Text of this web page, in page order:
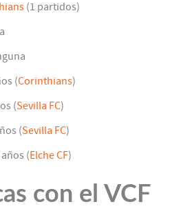
(1 partidos)
(Corinthians)
(Sevilla FC)
(Sevilla FC)
(Elche CF)
con el VCF